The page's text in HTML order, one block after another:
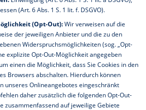
(Art. 6 Abs. 1 S. 1 lit. f. DSGVO).
(Opt-Out):Wir verweisen auf die
der jeweiligen Anbieter und die zu den
Widerspruchsmöglichkeiten (sog. „Opt-
explizite Opt-Out-Möglichkeit angegeben
einen die Möglichkeit, dass Sie Cookies in den
Browsers abschalten. Hierdurch können
unseres Onlineangebotes eingeschränkt
daher zusätzlich die folgenden Opt-Out-
zusammenfassend auf jeweilige Gebiete